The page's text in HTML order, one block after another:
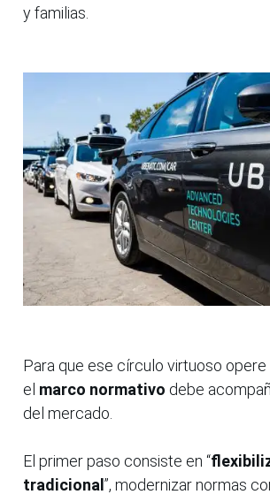
y familias.
Para que ese círculo virtuoso opere
el marco normativo debe
del mercado.
El primer paso consiste en “
tradicional”, modernizar normas